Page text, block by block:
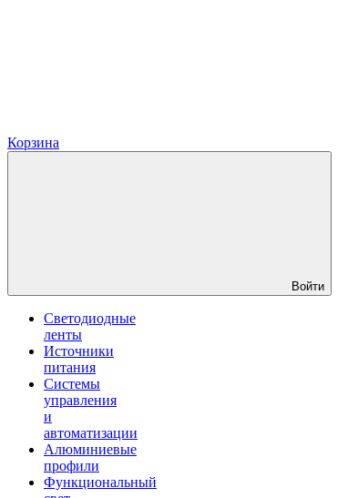
Корзина
Войти
Светодиодные
ленты
Источники
питания
Системы
управления
и
автоматизации
Алюминиевые
профили
Функциональный